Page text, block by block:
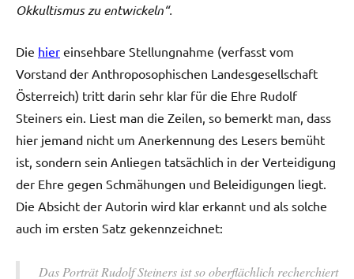
Okkultismus zu entwickeln“.
Die hier einsehbare Stellungnahme (verfasst vom
Vorstand der Anthroposophischen Landesgesellschaft
Österreich) tritt darin sehr klar für die Ehre Rudolf
Steiners ein. Liest man die Zeilen, so bemerkt man, dass
hier jemand nicht um Anerkennung des Lesers bemüht
ist, sondern sein Anliegen tatsächlich in der Verteidigung
der Ehre gegen Schmähungen und Beleidigungen liegt.
Die Absicht der Autorin wird klar erkannt und als solche
auch im ersten Satz gekennzeichnet:
Das Porträt Rudolf Steiners ist so oberflächlich recherchiert